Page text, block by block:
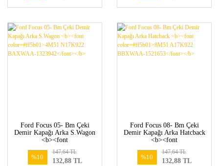
Ford Focus 05- Bm Çeki
Demir Kapağı Arka S.Wagon
<b><font
N17K922 BAXWAA-
1323942</font></b>
%10
132,88 TL
147,64 TL
Ford Focus 08- Bm Çeki
Demir Kapağı Arka Hatcback
<b><font
A17K922 BBXWAA-
1521653</font></b>
%10
132,88 TL
147,64 TL